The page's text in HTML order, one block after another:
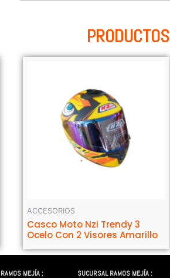
ACCESORIOS
Casco Moto Nzi Trendy 3
Ocelo Con 2 Visores Amarillo
MEJÍA : SUCURSAL RAMOS MEJÍA :